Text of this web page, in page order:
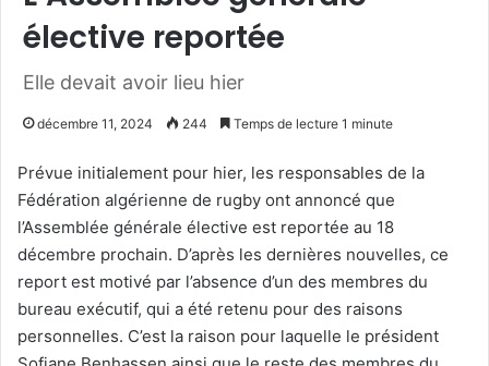
élective reportée
Elle devait avoir lieu hier
décembre 11, 2024 244 Temps de lecture 1 minute
Prévue initialement pour hier, les responsables de la
Fédération algérienne de rugby ont annoncé que
l’Assemblée générale élective est reportée au 18
décembre prochain. D’après les dernières nouvelles, ce
report est motivé par l’absence d’un des membres du
bureau exécutif, qui a été retenu pour des raisons
personnelles. C’est la raison pour laquelle le président